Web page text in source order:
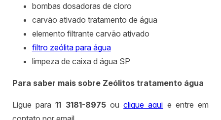
bombas dosadoras de cloro
carvão ativado tratamento de água
elemento filtrante carvão ativado
filtro zeólita para água
limpeza de caixa d água SP
Para saber mais sobre Zeólitos tratamento água
Ligue para11 3181-8975ouclique aqui e entre em